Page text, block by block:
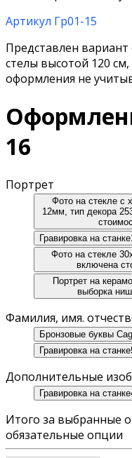
Артикул Гр01-15
Представлен
стелы высотой 120
оформления не
16
Портрет
Фото на стекле с
12мм, тип декора
Гравировка на станке
Фото на стекле
включена
Портрет на
выборка
Фамилия, имя.
Бронзовые буквы
Гравировка на станке
Дополнительные
Гравировка на станке
Итого за выбранные
обязательные опции